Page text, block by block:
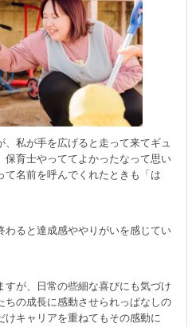
私が手を広げると走って来てギュ
保育士やっててよかったなって思い
名前を呼んでくれたときも「は
わると達成感ややりがいを感じてい
すが、日常の些細な喜びにも気づけ
ちの成長に感動させられっぱなしの
キャリアを重ねてもその感動に